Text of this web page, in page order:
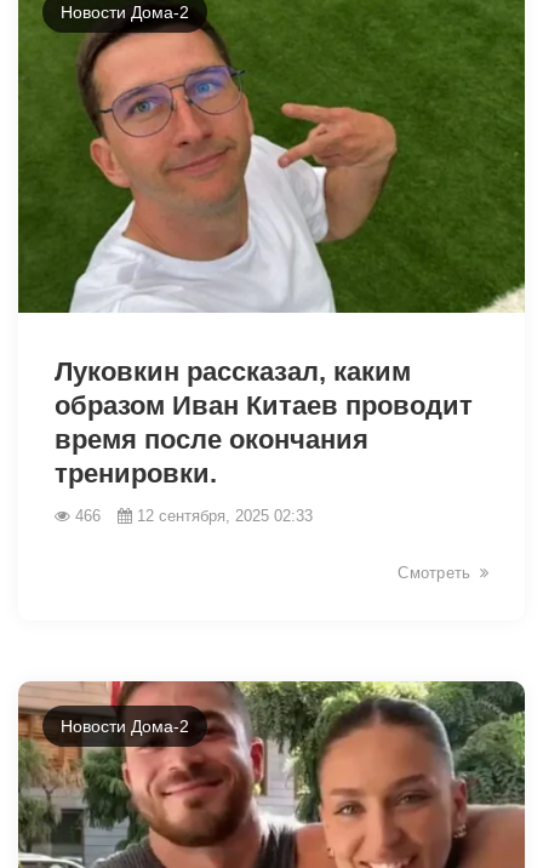
14005
Новости Дома-2
Луковкин рассказал, каким
образом Иван Китаев проводит
время после окончания
тренировки.
466 12 сентября, 2025 02:33
Смотреть
Новости Дома-2